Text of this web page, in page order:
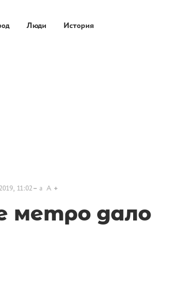
Люди История
11:02 a A
метро дало